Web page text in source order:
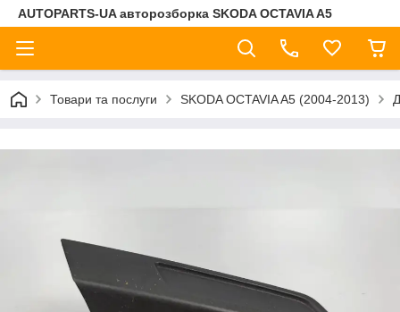
AUTOPARTS-UA авторозборка SKODA OCTAVIA A5
Товари та послуги SKODA OCTAVIA A5 (2004-2013)